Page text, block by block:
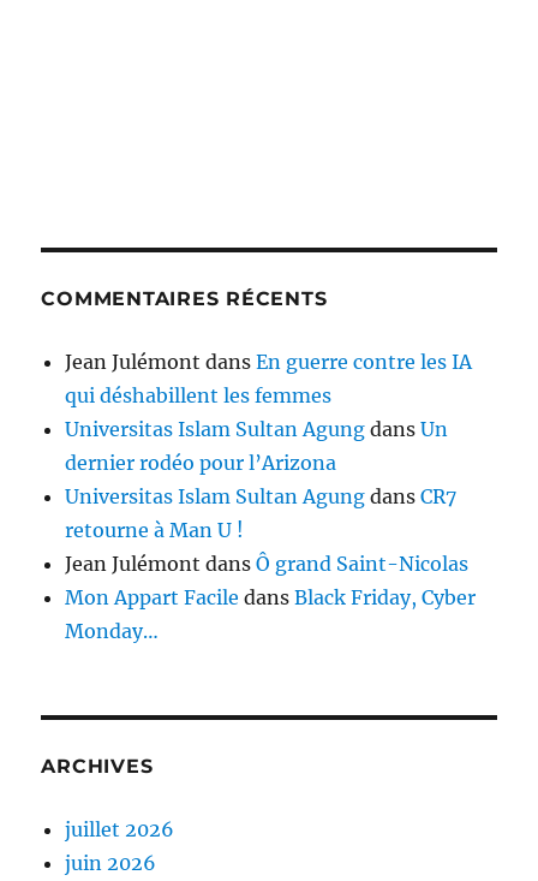
COMMENTAIRES RÉCENTS
Jean Julémont dansEn guerre contre les IA
qui déshabillent les femmes
Universitas Islam Sultan Agung dansUn
dernier rodéo pour l’Arizona
Universitas Islam Sultan Agung dansCR7
retourne à Man U !
Jean Julémont dansÔ grand Saint-Nicolas
Mon Appart Facile dansBlack Friday, Cyber
Monday…
ARCHIVES
juillet 2026
juin 2026